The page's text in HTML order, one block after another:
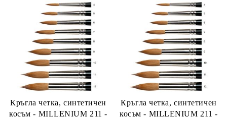
Кръгла четка, синтетичен
косъм - MILLENIUM 211 -
Кръгла четка, синтетичен
косъм - MILLENIUM 211 -